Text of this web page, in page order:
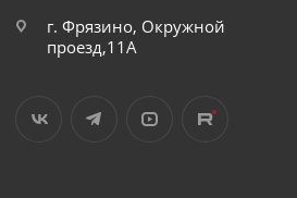
г. Фрязино, Окружной
проезд,11А